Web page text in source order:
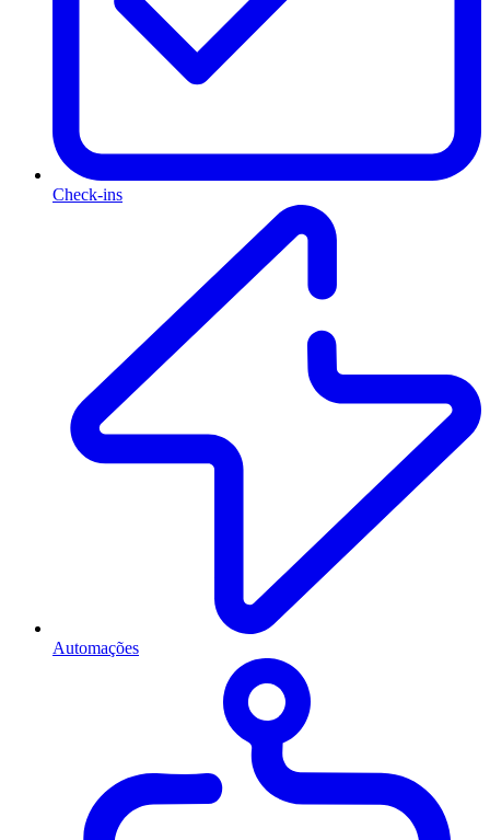
Check-ins
Automações